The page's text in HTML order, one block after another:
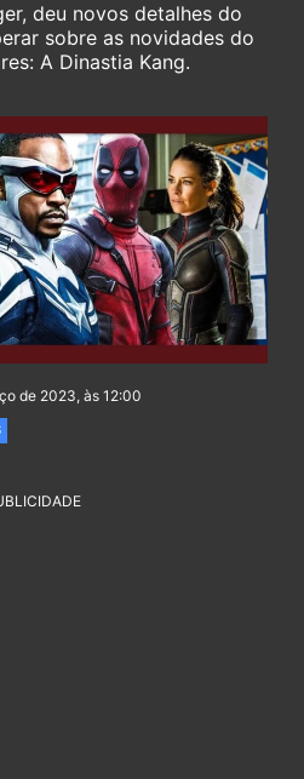
deu novos detalhes do
sobre as novidades do
A Dinastia Kang.
de 2023, às 12:00